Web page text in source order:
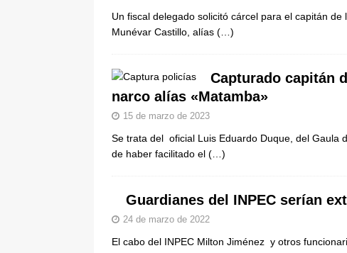
Un fiscal delegado solicitó cárcel para el capitán
Munévar Castillo, alías (…)
Capturado capitán
narco alías «Matamba»
15 de marzo de 2023
Se trata del oficial Luis Eduardo Duque, del Gaula
de haber facilitado el (…)
Guardianes del INPEC serían
24 de marzo de 2022
El cabo del INPEC Milton Jiménez y otros